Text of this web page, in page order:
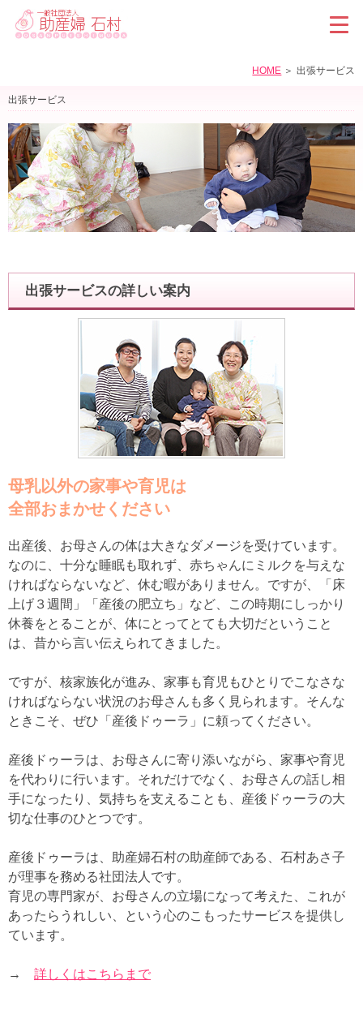
HOME 出張サービス
出張サービス
出張サービスの詳しい案内
母乳以外の家事や育児は
全部おまかせください
出産後、お母さんの体は大きなダメージを受けています。
なのに、十分な睡眠も取れず、赤ちゃんにミルクを与えな
ければならないなど、休む暇がありません。ですが、「床
上げ３週間」「産後の肥立ち」など、この時期にしっかり
休養をとることが、体にとってとても大切だということ
は、昔から言い伝えられてきました。
ですが、核家族化が進み、家事も育児もひとりでこなさな
ければならない状況のお母さんも多く見られます。そんな
ときこそ、ぜひ「産後ドゥーラ」に頼ってください。
産後ドゥーラは、お母さんに寄り添いながら、家事や育児
を代わりに行います。それだけでなく、お母さんの話し相
手になったり、気持ちを支えることも、産後ドゥーラの大
切な仕事のひとつです。
産後ドゥーラは、助産婦石村の助産師である、石村あさ子
が理事を務める社団法人です。
育児の専門家が、お母さんの立場になって考えた、これが
あったらうれしい、という心のこもったサービスを提供し
ています。
→ 詳しくはこちらまで